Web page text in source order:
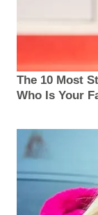
The 10 Most
Who Is Your